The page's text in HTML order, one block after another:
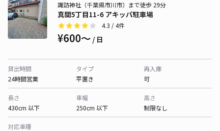
真間5丁目11-6 アキッパ駐車場
諏訪神社（千葉県市川市）まで徒歩 29分
4.3 / 4件
¥600〜 / 日
貸出時間
24時間営業
タイプ
平置き
再入庫
可
長さ
430cm 以下
車幅
250cm 以下
高さ
制限なし
対応車種